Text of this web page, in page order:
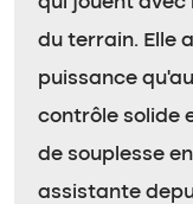
du terrain. Elle
puissance
contrôle solide
de souplesse
assistante